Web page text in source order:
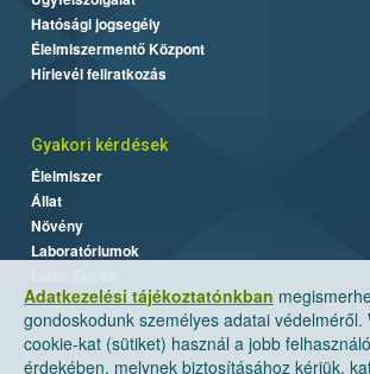
Adatkezelési tájékoztatónkban
gondoskodunk személyes adatai védelméről.
cookie-kat (sütiket) használ a jobb
érdekében, melynek biztosításához kérjük,
Hatósági jogsegély
Élelmiszermentő Központ
Hírlevél feliratkozás
Gyakori kérdések
Élelmiszer
Állat
Növény
Laboratóriumok